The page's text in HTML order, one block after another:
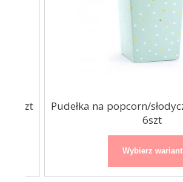
Pudełka na popcorn/
6szt
Wybierz wariant